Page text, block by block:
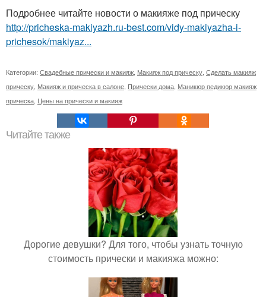
Подробнее читайте новости о макияже под прическу
http://pricheska-makiyazh.ru-best.com/vidy-makiyazha-i-
prichesok/makiyaz...
Категории: Свадебные прически и макияж Макияж под прическу Сделать макияж
прическу Макияж и прическа в салоне Прически дома Маникюр педикюр макияж
прическа Цены на прически и макияж
Читайте также
Дорогие девушки? Для того, чтобы узнать точную
стоимость прически и макияжа можно: